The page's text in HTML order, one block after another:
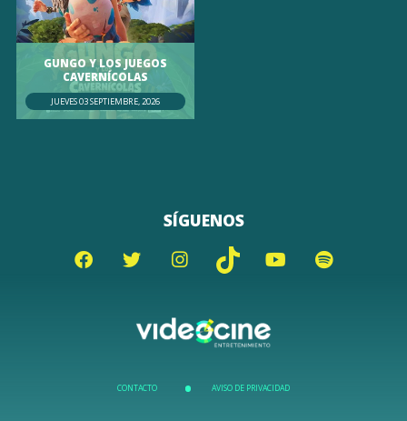
GUNGO Y LOS JUEGOS
CAVERNÍCOLAS
JUEVES 03 SEPTIEMBRE, 2026
SÍGUENOS
CONTACTO AVISO DE PRIVACIDAD